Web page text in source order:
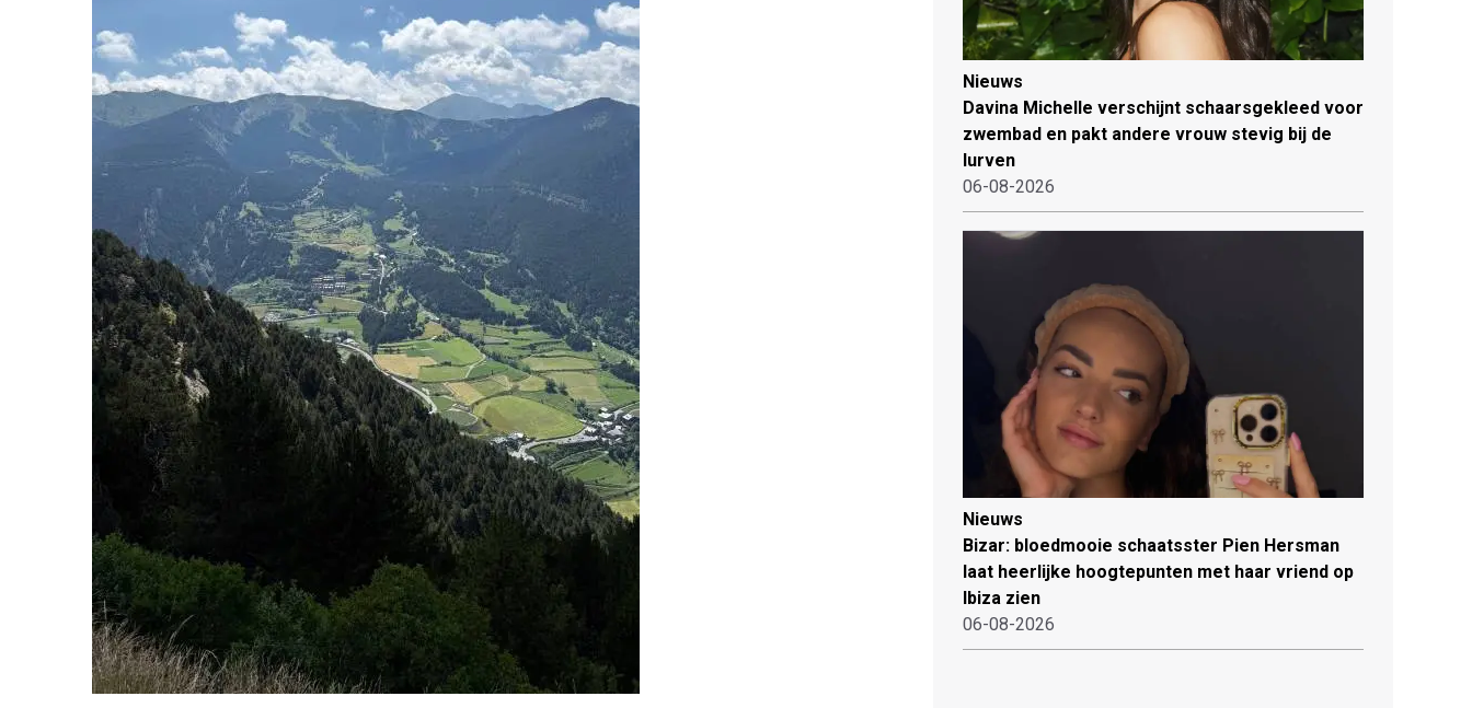
Nieuws
Davina Michelle verschijnt schaarsgekleed voor
zwembad en pakt andere vrouw stevig bij de
lurven
06-08-2026
Nieuws
Bizar: bloedmooie schaatsster Pien Hersman
laat heerlijke hoogtepunten met haar vriend op
Ibiza zien
06-08-2026